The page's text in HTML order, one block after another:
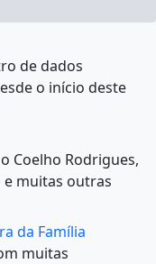
de dados
o início deste
Coelho Rodrigues,
e muitas outras
da Família
muitas